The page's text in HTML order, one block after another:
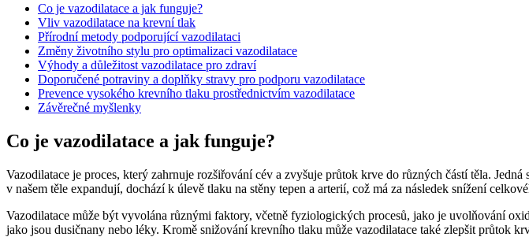
Co je vazodilatace a jak funguje?
Vliv vazodilatace na krevní tlak
Přírodní metody podporující vazodilataci
Změny životního stylu pro optimalizaci vazodilatace
Výhody a důležitost vazodilatace pro zdraví
Doporučené potraviny a doplňky stravy pro podporu vazodilatace
Prevence vysokého krevního tlaku prostřednictvím vazodilatace
Závěrečné myšlenky
Co je vazodilatace a jak funguje?
Vazodilatace je proces, který zahrnuje rozšiřování cév a zvyšuje průtok krve do různých částí těla.
v našem těle expandují, dochází k úlevě tlaku na stěny tepen a arterií, což má za následek snížení
Vazodilatace může být vyvolána různými faktory, včetně fyziologických procesů, jako je uvolňování
jako jsou dusičnany nebo léky. Kromě snižování krevního tlaku může vazodilatace také zlepšit průtok